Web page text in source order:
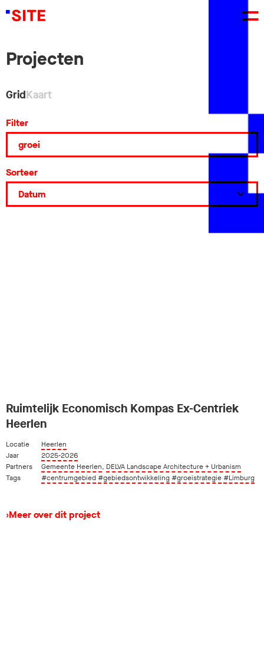
Projecten
GridKaart
Filter
Sorteer
Ruimtelijk Economisch Kompas Ex-Centriek
Heerlen
Locatie
Heerlen
Jaar
2025-2026
Partners
Gemeente Heerlen, DELVA Landscape Architecture + Urbanism
Tags
#centrumgebied#gebiedsontwikkeling#groeistrategie#Limburg
›Meer over dit project